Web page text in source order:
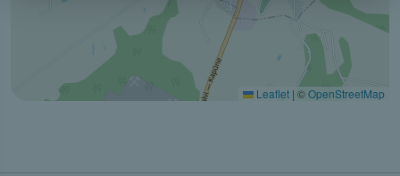
Leaflet | ©OpenStreetMap